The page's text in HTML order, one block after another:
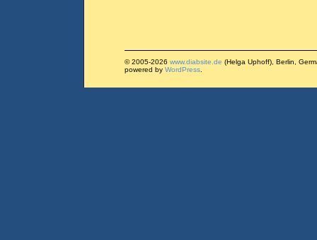
© 2005-2026 www.diabsite.de (Helga Uphoff), Berlin,
powered by WordPress.